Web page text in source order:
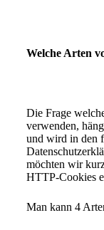
Welche Arten
Die Frage
verwenden,
und wird in den
möchten wir
HTTP-Cookies
Man kann 4